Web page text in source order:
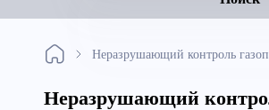
Неразрушающий контроль
Неразрушающий